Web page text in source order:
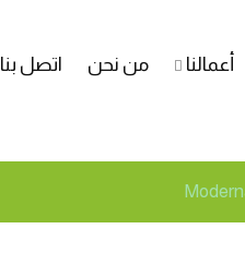
أعمالنا من نحن اتصل بنا
الخاصة؟